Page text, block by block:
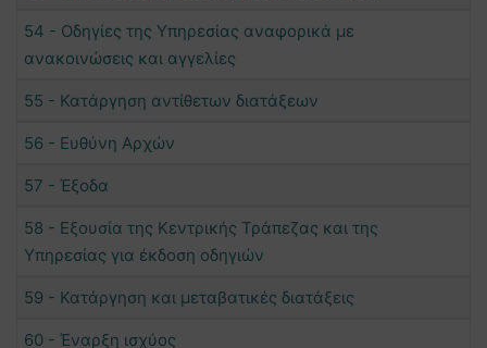
54 - Οδηγίες της Υπηρεσίας αναφορικά με
ανακοινώσεις και αγγελίες
55 - Κατάργηση αντίθετων διατάξεων
56 - Ευθύνη Αρχών
57 - Έξοδα
58 - Εξουσία της Κεντρικής Τράπεζας και της
Υπηρεσίας για έκδοση οδηγιών
59 - Κατάργηση και μεταβατικές διατάξεις
60 - Έναρξη ισχύος